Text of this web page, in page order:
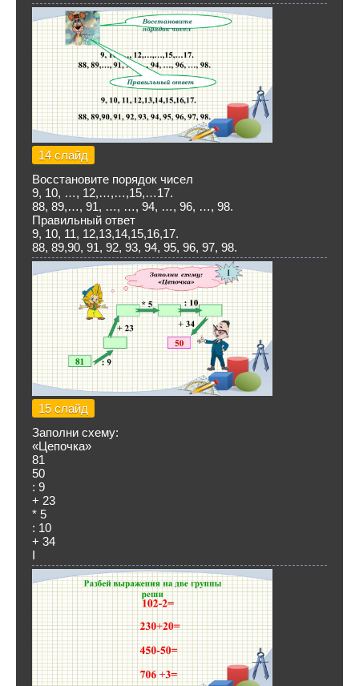
14 слайд
Восстановите порядок чисел
9, 10, …, 12,…,…,15,…17.
88, 89,…, 91, …, …, 94, …, 96, …, 98.
Правильный ответ
9, 10, 11, 12,13,14,15,16,17.
88, 89,90, 91, 92, 93, 94, 95, 96, 97, 98.
15 слайд
Заполни схему:
«Цепочка»
81
50
: 9
+ 23
* 5
: 10
+ 34
I